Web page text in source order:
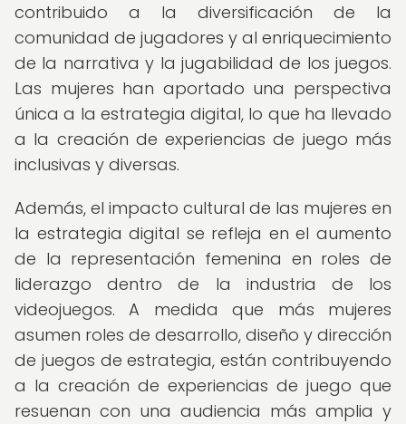
contribuido a la diversificación de la
comunidad de jugadores y al enriquecimiento
de la narrativa y la jugabilidad de los juegos.
Las mujeres han aportado una perspectiva
única a la estrategia digital, lo que ha llevado
a la creación de experiencias de juego más
inclusivas y diversas.
Además, el impacto cultural de las mujeres en
la estrategia digital se refleja en el aumento
de la representación femenina en roles de
liderazgo dentro de la industria de los
videojuegos. A medida que más mujeres
asumen roles de desarrollo, diseño y dirección
de juegos de estrategia, están contribuyendo
a la creación de experiencias de juego que
resuenan con una audiencia más amplia y